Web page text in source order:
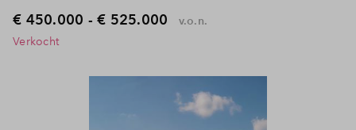
€ 450.000 - € 525.000
v.o.n.
Verkocht